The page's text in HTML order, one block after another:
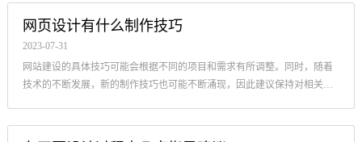
网页设计有什么制作技巧
2023-07-31
网站建设的具体技巧可能会根据不同的项目和需求有所调整。同时，随着
技术的不断发展，新的制作技巧也可能不断涌现，因此建议保持对相关领